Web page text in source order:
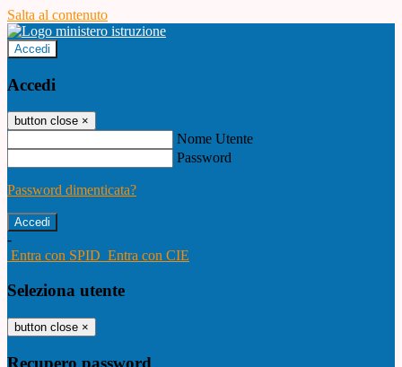
Salta al contenuto
Accedi
Accedi
button close ×
Nome Utente
Password
Password dimenticata?
-
Entra con SPID Entra con CIE
Seleziona utente
button close ×
Recupero password